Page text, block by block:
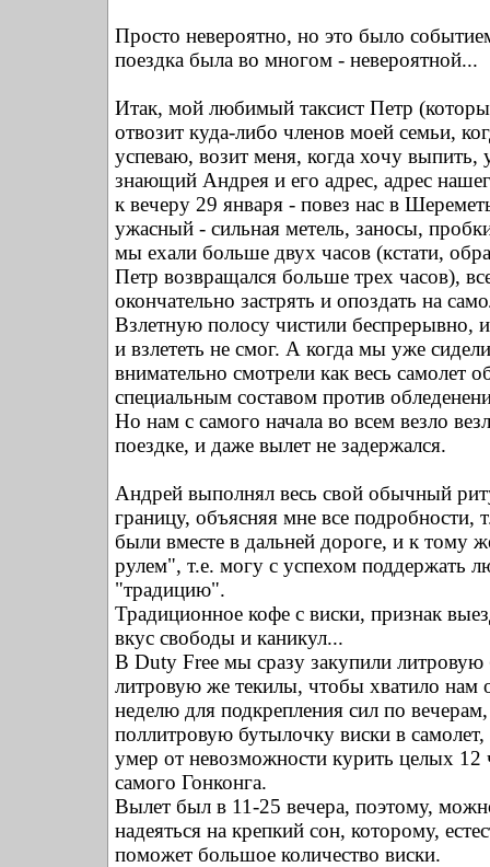
Просто невероятно, но это было
поездка была во многом - невероятной...
Итак, мой любимый таксист Петр
отвозит куда-либо членов моей семьи,
успеваю, возит меня, когда хочу выпить,
знающий Андрея и его адрес, адрес
к вечеру 29 января - повез нас в
ужасный - сильная метель, заносы,
мы ехали больше двух часов (кстати,
Петр возвращался больше трех часов),
окончательно застрять и опоздать на
Взлетную полосу чистили беспрерывно,
и взлететь не смог. А когда мы уже
внимательно смотрели как весь самолет
специальным составом против
Но нам с самого начала во всем везло
поездке, и даже вылет не задержался.
Андрей выполнял весь свой обычный
границу, объясняя мне все подробности,
были вместе в дальней дороге, и к тому
рулем", т.е. могу с успехом поддержать
"традицию".
Традиционное кофе с виски, признак
вкус свободы и каникул...
В Duty Free мы сразу закупили литровую
литровую же текилы, чтобы хватило нам
неделю для подкрепления сил по
поллитровую бутылочку виски в
умер от невозможности курить целых 12
самого Гонконга.
Вылет был в 11-25 вечера, поэтому,
надеяться на крепкий сон, которому,
поможет большое количество виски.